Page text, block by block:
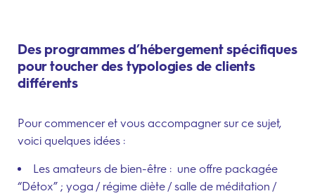
Des programmes d’hébergement spécifiques
pour toucher des typologies de clients
différents
Pour commencer et vous accompagner sur ce sujet,
voici quelques idées :
Les amateurs de bien-être : une offre packagée
“Détox” ; yoga / régime diète / salle de méditation /